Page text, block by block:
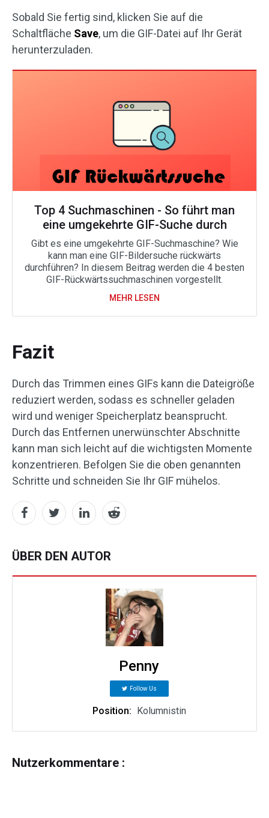
Sobald Sie fertig sind, klicken Sie auf die
Schaltfläche Save, um die GIF-Datei auf Ihr Gerät
herunterzuladen.
Top 4 Suchmaschinen - So führt man
eine umgekehrte GIF-Suche durch
Gibt es eine umgekehrte GIF-Suchmaschine? Wie
kann man eine GIF-Bildersuche rückwärts
durchführen? In diesem Beitrag werden die 4 besten
GIF-Rückwärtssuchmaschinen vorgestellt.
MEHR LESEN
Fazit
Durch das Trimmen eines GIFs kann die Dateigröße
reduziert werden, sodass es schneller geladen
wird und weniger Speicherplatz beansprucht.
Durch das Entfernen unerwünschter Abschnitte
kann man sich leicht auf die wichtigsten Momente
konzentrieren. Befolgen Sie die oben genannten
Schritte und schneiden Sie Ihr GIF mühelos.
ÜBER DEN AUTOR
Penny
Follow Us
Position: Kolumnistin
Nutzerkommentare :